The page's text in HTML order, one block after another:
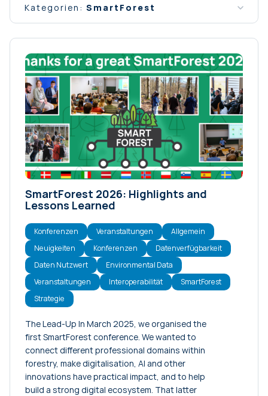
Kategorien: SmartForest
Alle Nachrichten
Allgemein
Interview
Konferenzen
Meinungsartikel
Neuigkeiten
Projekte
Tutorials
Veranstaltungen
SmartForest 2026: Highlights and
Lessons Learned
Konferenzen Veranstaltungen
Allgemein
Neuigkeiten
Konferenzen
Datenverfügbarkeit
Daten Nutzwert
Environmental Data
Veranstaltungen
Interoperabilität
SmartForest
Strategie
The Lead-Up In March 2025, we organised the
first SmartForest conference. We wanted to
connect different professional domains within
forestry, make digitalisation, AI and other
innovations have practical impact, and to help
build a strong digital ecosystem. That latter